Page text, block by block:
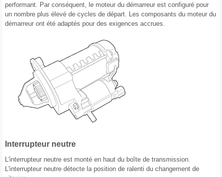
performant. Par conséquent, le moteur du démarreur est configuré pour
un nombre plus élevé de cycles de départ. Les composants du moteur du
démarreur ont été adaptés pour des exigences accrues.
Interrupteur neutre
L'interrupteur neutre est monté en haut du boîte de transmission.
L'interrupteur neutre détecte la position de ralenti du changement de